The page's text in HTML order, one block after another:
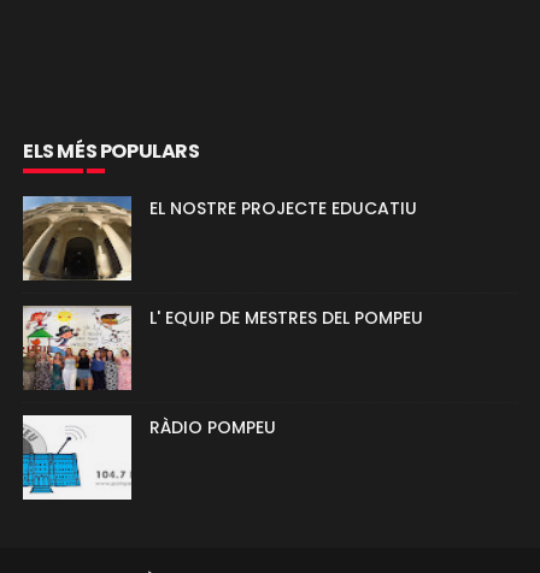
ELS MÉS POPULARS
EL NOSTRE PROJECTE EDUCATIU
L' EQUIP DE MESTRES DEL POMPEU
RÀDIO POMPEU